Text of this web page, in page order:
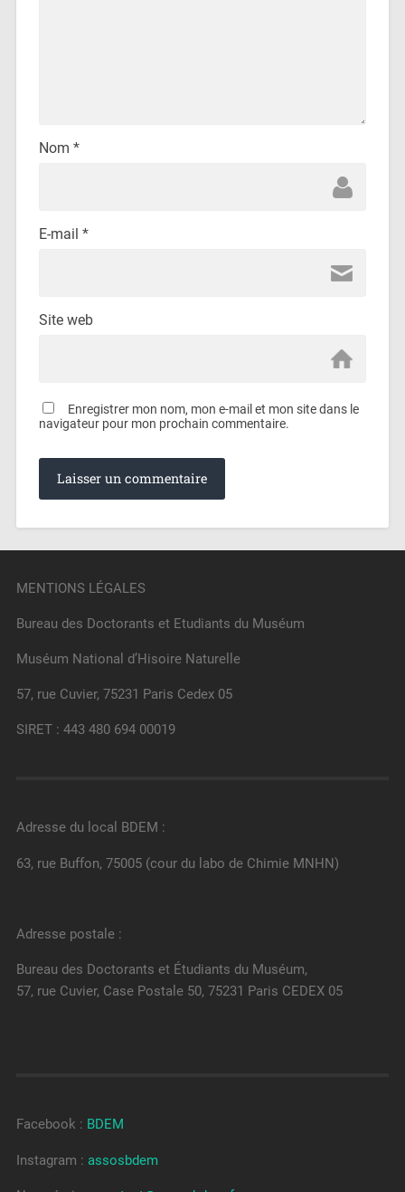
Nom *
E-mail *
Site web
Enregistrer mon nom, mon e-mail et mon site dans le
navigateur pour mon prochain commentaire.
MENTIONS LÉGALES
Bureau des Doctorants et Etudiants du Muséum
Muséum National d’Hisoire Naturelle
57, rue Cuvier, 75231 Paris Cedex 05
SIRET : 443 480 694 00019
Adresse du local BDEM :
63, rue Buffon, 75005 (cour du labo de Chimie MNHN)
Adresse postale :
Bureau des Doctorants et Étudiants du Muséum,
57, rue Cuvier, Case Postale 50, 75231 Paris CEDEX 05
Facebook : BDEM
Instagram : assosbdem